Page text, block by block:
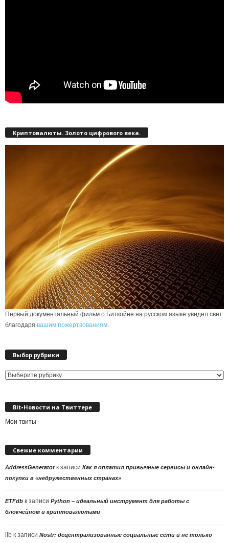
Криптовалюты. Золото цифрового века.
Первый документальный фильм о Биткойне на русском языке увидел свет
благодаря вашим пожертвованиям.
Выбор рубрики
Выбор
Bit•Новости на Твиттере
Мои твиты
Свежие комментарии
AddressGeneratorк записи Как я оплатил привычные сервисы и онлайн-
покупки в «недружественных странах»
ETFdb к записи Python – идеальный инструмент для работы с
блокчейном и криптовалютами
llb к записи Nostr: децентрализованные социальные сети и не только